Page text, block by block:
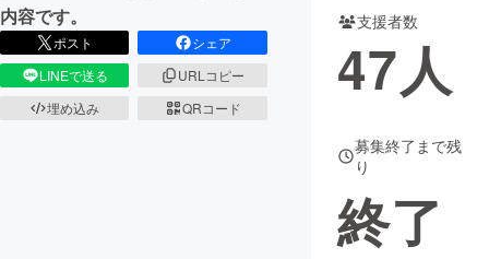
内容です。
ポスト
シェア
LINEで送る
URLコピー
埋め込み
QRコード
支援者数
47人
募集終了まで残
り
終了